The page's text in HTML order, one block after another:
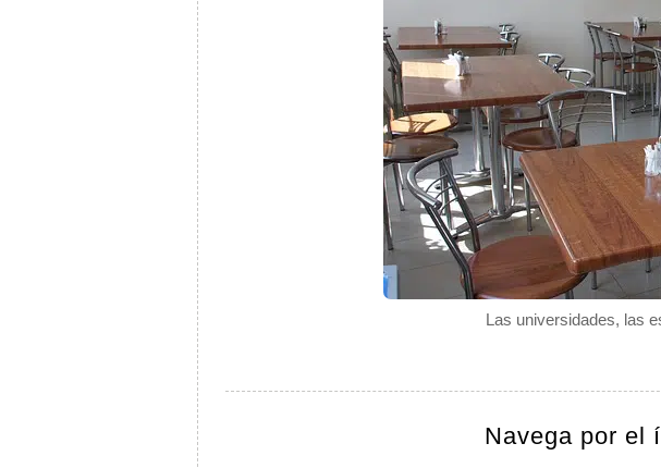
Las universidades, las
Navega por el